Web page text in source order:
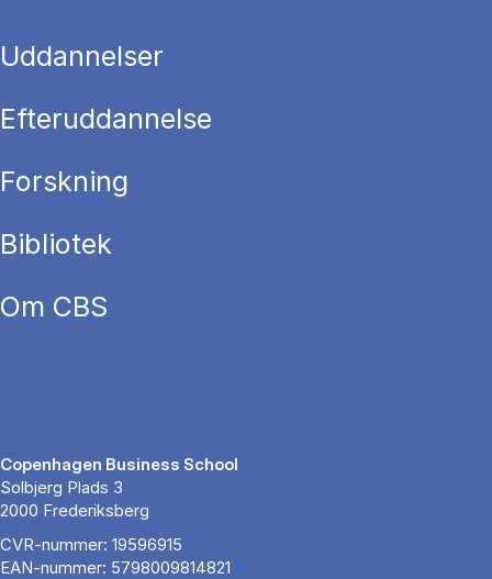
Uddannelser
Efteruddannelse
Forskning
Bibliotek
Om CBS
Copenhagen Business School
Solbjerg Plads 3
2000 Frederiksberg
CVR-nummer: 19596915
EAN-nummer: 5798009814821